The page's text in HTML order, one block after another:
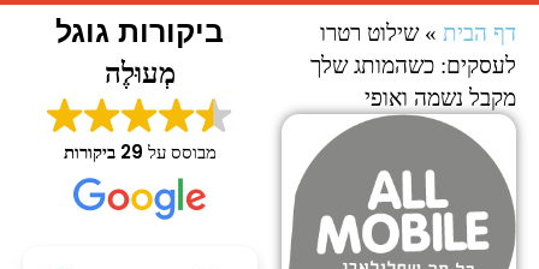
דף הבית»שילוט רטרו
לעסקים: כשהמותג שלך
מקבל נשמה ואופי
ביקורות גוגל
מְעוּלֶה
מבוסס על 29 ביקורות